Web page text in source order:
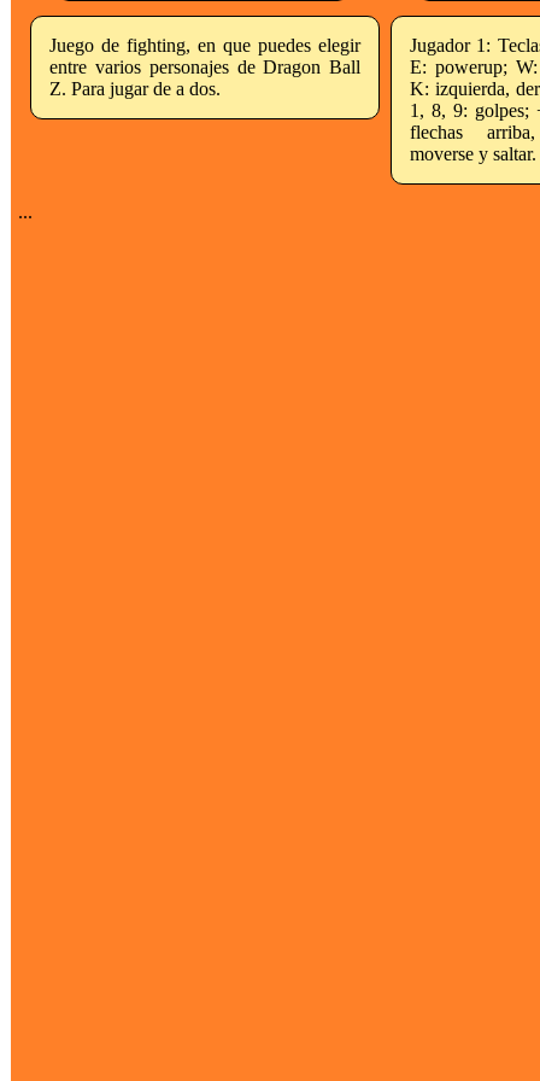
Juego de fighting, en que puedes elegir
entre varios personajes de Dragon Ball
Z. Para jugar de a dos.
Jugador 1:
E: powerup;
K: izquierda,
1, 8, 9: golpes;
flechas
moverse y saltar.
...